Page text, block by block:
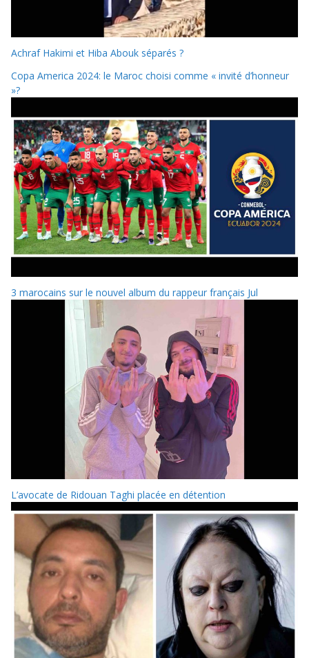
Achraf Hakimi et Hiba Abouk séparés ?
Copa America 2024: le Maroc choisi comme « invité d’honneur
»?
3 marocains sur le nouvel album du rappeur français Jul
L’avocate de Ridouan Taghi placée en détention